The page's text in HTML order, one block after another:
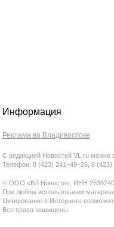
Информация
Реклама во Владивостоке
С редакцией Новостей VL.ru можно
Телефон: 8 (423) 241−49−26, 8 (423)
© ООО «ВЛ Новости», ИНН
При любом использовании
Цитирование в Интернете
Все права защищены.